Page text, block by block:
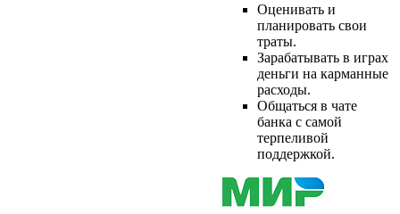
Оценивать и
планировать свои
траты.
Зарабатывать в играх
деньги на карманные
расходы.
Общаться в чате
банка с самой
терпеливой
поддержкой.